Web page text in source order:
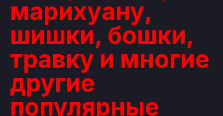
марихуану,
шишки, бошки,
травку и многие
другие
популярные